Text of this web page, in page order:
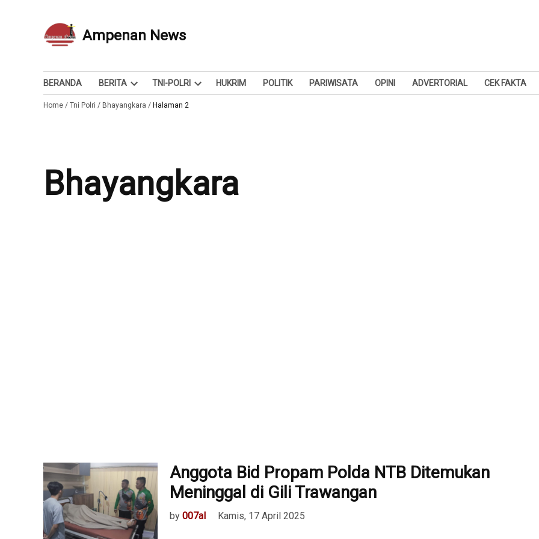
Ampenan News
Berita dan Info
BERANDA BERITA
Open
dropdown
TNI-POLRI
Open
HUKRIM POLITIK PARIWISATA OPINI ADVERTORIAL CEK FAKTA
Home / Tni Polri / Bhayangkara / Halaman 2
Bhayangkara
Anggota Bid Propam Polda NTB Ditemukan
Meninggal di Gili Trawangan
by 007al Kamis, 17 April 2025